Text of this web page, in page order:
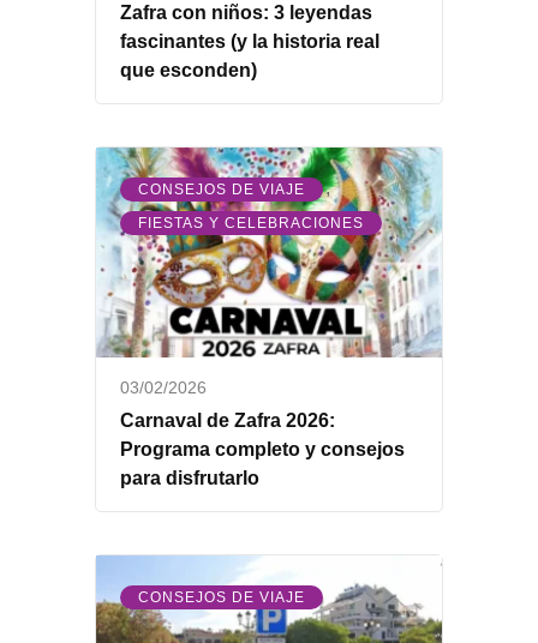
Zafra con niños: 3 leyendas
fascinantes (y la historia real
que esconden)
CONSEJOS DE VIAJE ,
FIESTAS Y CELEBRACIONES
03/02/2026
Carnaval de Zafra 2026:
Programa completo y consejos
para disfrutarlo
CONSEJOS DE VIAJE